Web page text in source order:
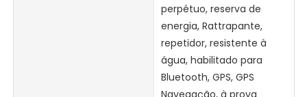
perpétuo, reserva de
energia, Rattrapante,
repetidor, resistente à
água, habilitado para
Bluetooth, GPS, GPS